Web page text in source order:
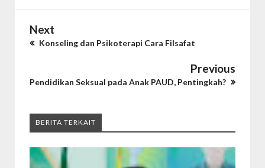
Next
Konseling dan Psikoterapi Cara Filsafat
Previous
Pendidikan Seksual pada Anak PAUD, Pentingkah?
BERITA TERKAIT